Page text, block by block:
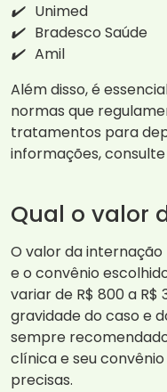
✔️ Unimed
✔️ Bradesco Saúde
✔️ Amil
Além disso, é
normas que
tratamentos para
informações,
Qual o valor
O valor da
e o convênio
variar de R$ 800 a
gravidade do caso e
sempre
clínica e seu
precisas.